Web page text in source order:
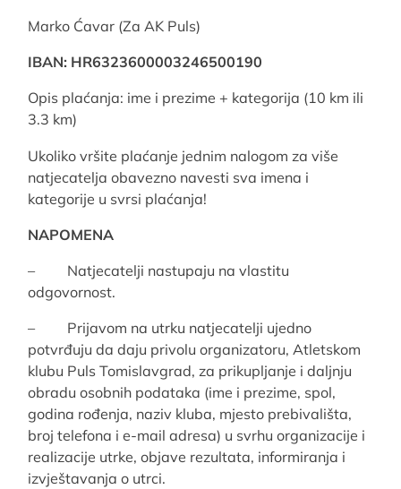
Marko Ćavar (Za AK Puls)
IBAN: HR6323600003246500190
Opis plaćanja: ime i prezime + kategorija (10 km ili
3.3 km)
Ukoliko vršite plaćanje jednim nalogom za više
natjecatelja obavezno navesti sva imena i
kategorije u svrsi plaćanja!
NAPOMENA
– Natjecatelji nastupaju na vlastitu
odgovornost.
– Prijavom na utrku natjecatelji ujedno
potvrđuju da daju privolu organizatoru, Atletskom
klubu Puls Tomislavgrad, za prikupljanje i daljnju
obradu osobnih podataka (ime i prezime, spol,
godina rođenja, naziv kluba, mjesto prebivališta,
broj telefona i e-mail adresa) u svrhu organizacije i
realizacije utrke, objave rezultata, informiranja i
izvještavanja o utrci.